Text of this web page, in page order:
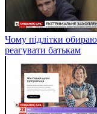
Чому підлітки
реагувати батькам